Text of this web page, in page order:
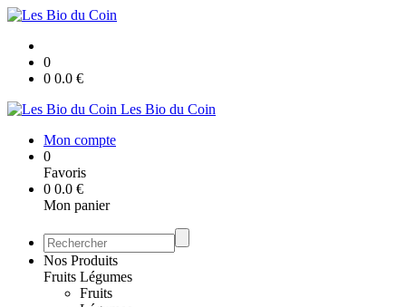
0
0 0.0 €
Les Bio du Coin
Mon compte
0
Favoris
0 0.0 €
Mon panier
Nos Produits
Fruits Légumes
Fruits